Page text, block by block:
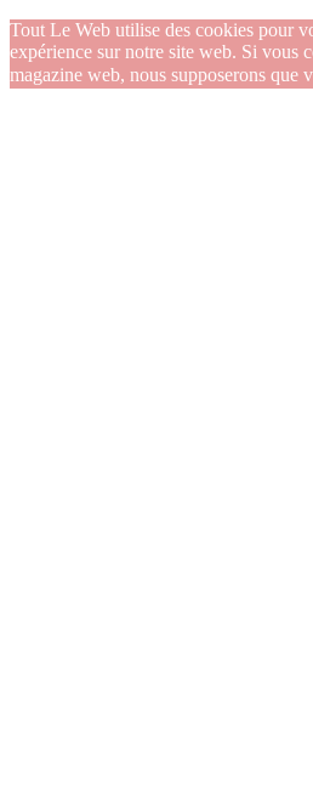
Tout Le Web utilise des cookies pour
expérience sur notre site web. Si vous
magazine web, nous supposerons que